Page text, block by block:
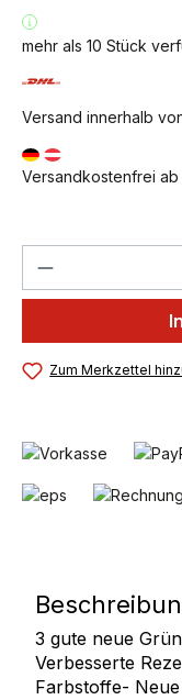
mehr als 10 Stück
Versand innerhalb
Versandkostenfrei ab
Produkt
Zum Merkzettel
3 gute neue
Verbesserte
Farbstoffe-